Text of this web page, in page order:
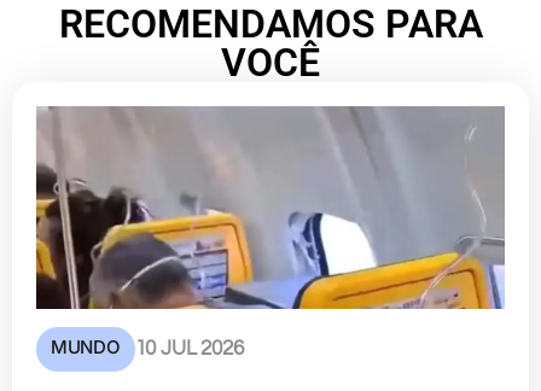
RECOMENDAMOS PARA
VOCÊ
MUNDO 10 JUL 2026